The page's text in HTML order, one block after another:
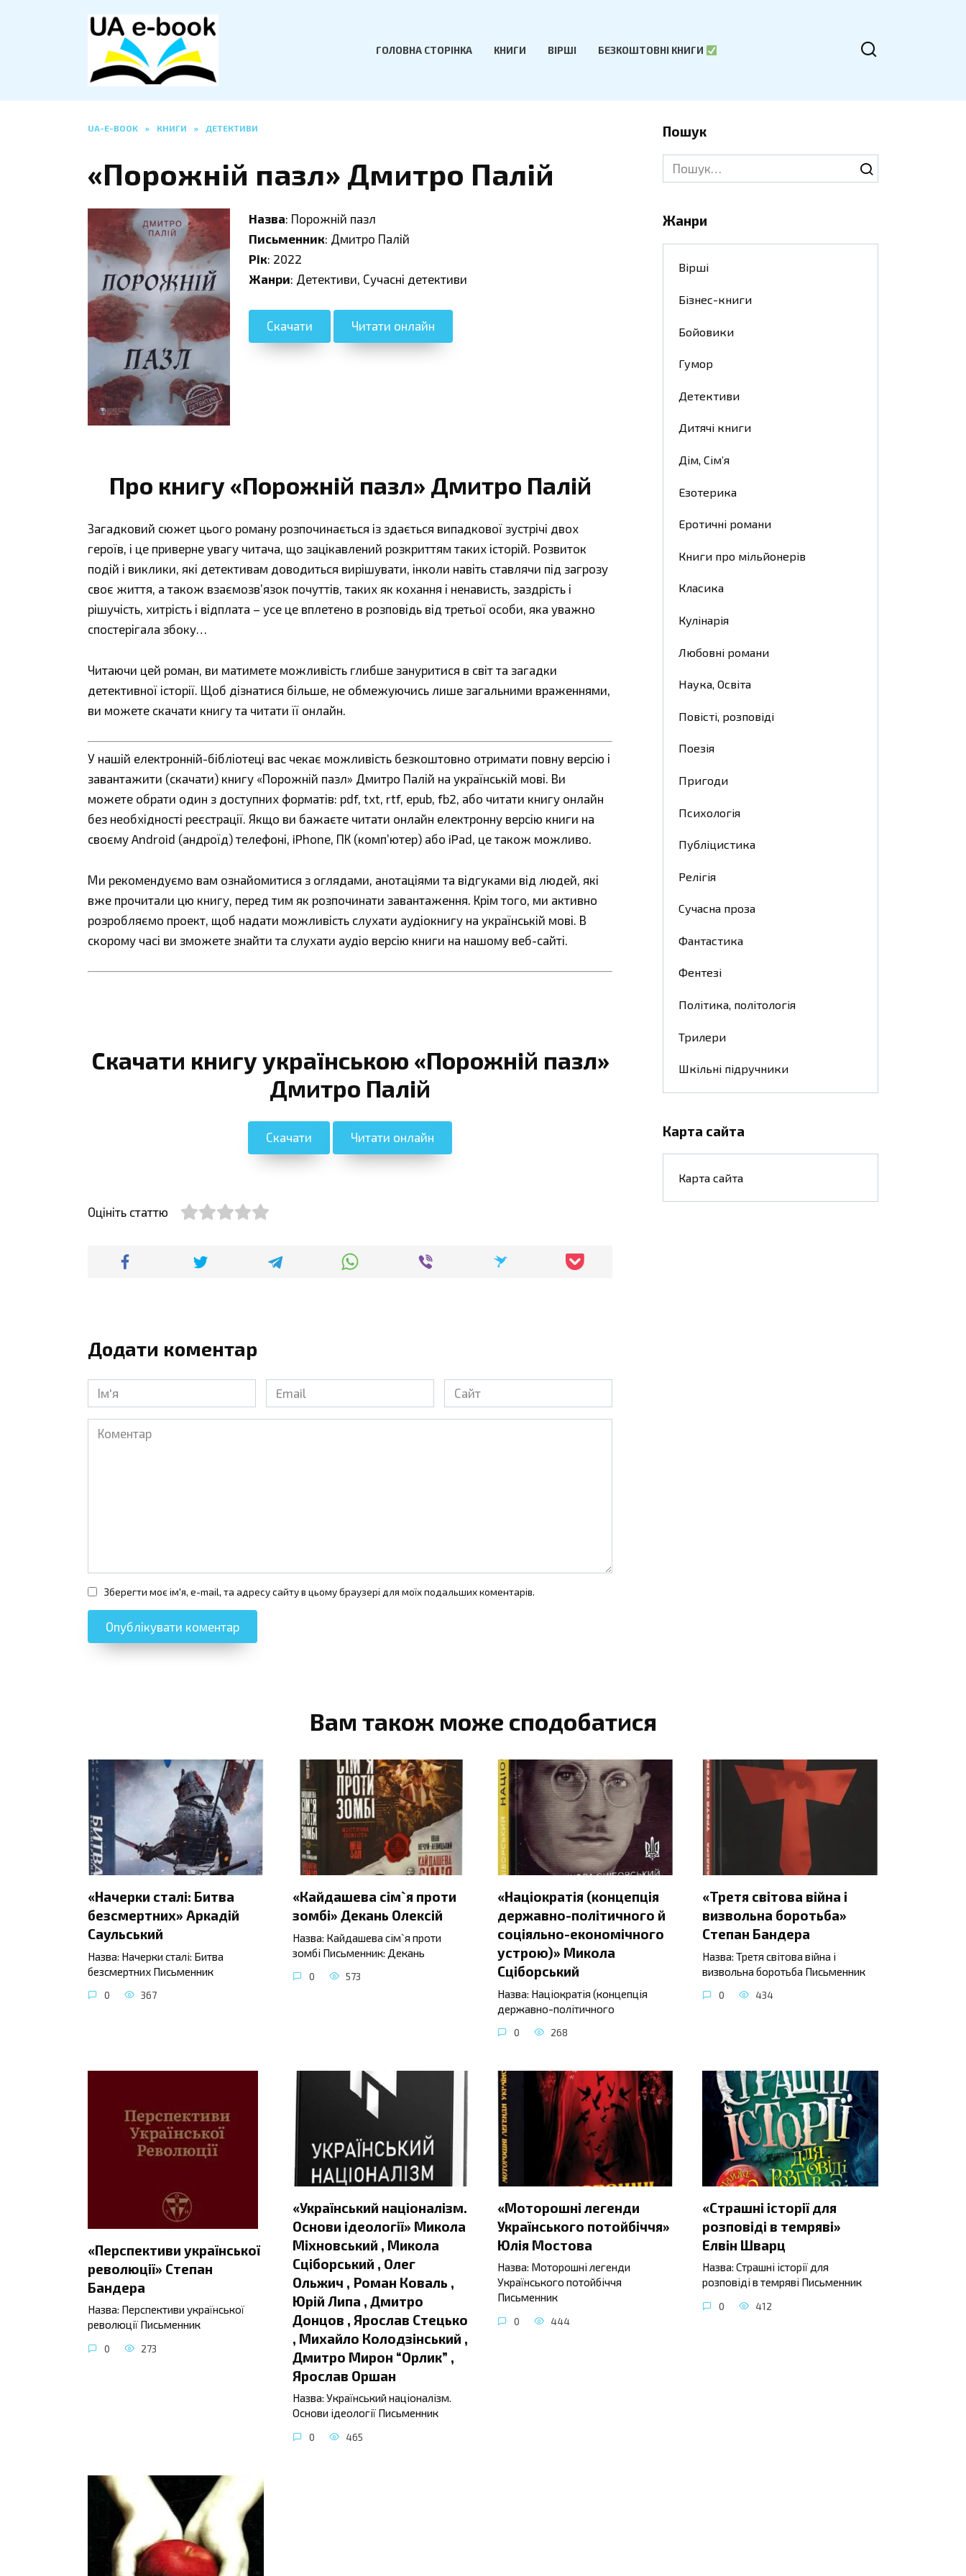
ГОЛОВНА СТОРІНКА КНИГИ ВІРШІ БЕЗКОШТОВНІ КНИГИ
UA-E-BOOK » КНИГИ » ДЕТЕКТИВИ
«Порожній пазл» Дмитро Палій
Назва: Порожній пазл
Письменник: Дмитро Палій
Рік: 2022
Жанри: Детективи, Сучасні детективи
Скачати Читати онлайн
Про книгу «Порожній пазл» Дмитро Палій
Загадковий сюжет цього роману розпочинається із здається випадкової зустрічі двох
героїв, і це приверне увагу читача, що зацікавлений розкриттям таких історій. Розвиток
подій і виклики, які детективам доводиться вирішувати, інколи навіть ставлячи під загрозу
своє життя, а також взаємозв’язок почуттів, таких як кохання і ненависть, заздрість і
рішучість, хитрість і відплата – усе це вплетено в розповідь від третьої особи, яка уважно
спостерігала збоку…
Читаючи цей роман, ви матимете можливість глибше зануритися в світ та загадки
детективної історії. Щоб дізнатися більше, не обмежуючись лише загальними враженнями,
ви можете скачати книгу та читати її онлайн.
У нашій електронній-бібліотеці вас чекає можливість безкоштовно отримати повну версію і
завантажити (скачати) книгу «Порожній пазл» Дмитро Палій на українській мові. Ви
можете обрати один з доступних форматів: pdf, txt, rtf, epub, fb2, або читати книгу онлайн
без необхідності реєстрації. Якщо ви бажаєте читати онлайн електронну версію книги на
своєму Android (андроїд) телефоні, iPhone, ПК (комп’ютер) або iPad, це також можливо.
Ми рекомендуємо вам ознайомитися з оглядами, анотаціями та відгуками від людей, які
вже прочитали цю книгу, перед тим як розпочинати завантаження. Крім того, ми активно
розробляємо проект, щоб надати можливість слухати аудіокнигу на українській мові. В
скорому часі ви зможете знайти та слухати аудіо версію книги на нашому веб-сайті.
Скачати книгу українською «Порожній пазл»
Дмитро Палій
Скачати Читати онлайн
Оцініть статтю
Додати коментар
Ім'я
Email
Сайт
Коментар
Зберегти моє ім'я, e-mail, та адресу сайту в цьому браузері для моїх подальших коментарів.
Пошук
Search
for:
Жанри
Вірші
Бізнес-книги
Бойовики
Гумор
Детективи
Дитячі книги
Дім, Сім’я
Езотерика
Еротичні романи
Книги про мільйонерів
Класика
Кулінарія
Любовні романи
Наука, Освіта
Повісті, розповіді
Поезія
Пригоди
Психологія
Публіцистика
Релігія
Сучасна проза
Фантастика
Фентезі
Політика, політологія
Трилери
Шкільні підручники
Карта сайта
Карта сайта
Вам також може сподобатися
«Начерки сталі: Битва
безсмертних» Аркадій
Саульський
Назва: Начерки сталі: Битва
безсмертних Письменник
0 367
«Кайдашева сім`я проти
зомбі» Декань Олексій
Назва: Кайдашева сім`я проти
зомбі Письменник: Декань
0 573
«Націократія (концепція
державно-політичного й
соціяльно-економічного
устрою)» Микола
Сціборський
Назва: Націократія (концепція
державно-політичного
0 268
«Третя світова війна і
визвольна боротьба»
Степан Бандера
Назва: Третя світова війна і
визвольна боротьба Письменник
0 434
«Перспективи української
революції» Степан
Бандера
Назва: Перспективи української
революції Письменник
0 273
«Український націоналізм.
Основи ідеології» Микола
Міхновський , Микола
Сціборський , Олег
Ольжич , Роман Коваль ,
Юрій Липа , Дмитро
Донцов , Ярослав Стецько
, Михайло Колодзінський ,
Дмитро Мирон “Орлик” ,
Ярослав Оршан
Назва: Український націоналізм.
Основи ідеології Письменник
0 465
«Моторошні легенди
Українського потойбіччя»
Юлія Мостова
Назва: Моторошні легенди
Українського потойбіччя
Письменник
0 444
«Страшні історії для
розповіді в темряві»
Елвін Шварц
Назва: Страшні історії для
розповіді в темряві Письменник
0 412